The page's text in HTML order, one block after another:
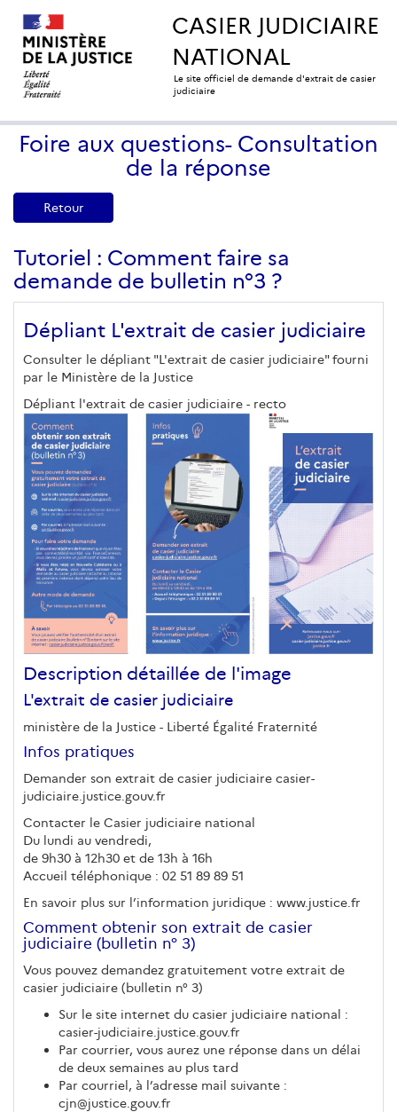
CASIER JUDICIAIRE
NATIONAL
Le site officiel de demande d'extrait de casier
judiciaire
Foire aux questions- Consultation
de la réponse
Retour
Tutoriel : Comment faire sa
demande de bulletin n°3 ?
Dépliant L'extrait de casier judiciaire
Consulter le dépliant "L'extrait de casier judiciaire" fourni
par le Ministère de la Justice
Dépliant l'extrait de casier judiciaire - recto
Description détaillée de l'image
L'extrait de casier judiciaire
ministère de la Justice - Liberté Égalité Fraternité
Infos pratiques
Demander son extrait de casier judiciaire casier-
judiciaire.justice.gouv.fr
Contacter le Casier judiciaire national
Du lundi au vendredi,
de 9h30 à 12h30 et de 13h à 16h
Accueil téléphonique : 02 51 89 89 51
En savoir plus sur l’information juridique : www.justice.fr
Comment obtenir son extrait de casier
judiciaire (bulletin n° 3)
Vous pouvez demandez gratuitement votre extrait de
casier judiciaire (bulletin n° 3)
Sur le site internet du casier judiciaire national :
casier-judiciaire.justice.gouv.fr
Par courrier, vous aurez une réponse dans un délai
de deux semaines au plus tard
Par courriel, à l’adresse mail suivante :
cjn@justice.gouv.fr